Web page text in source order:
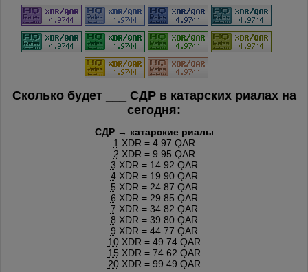
Сколько будет
СДР в катарских риалах на
сегодня:
СДР → катарские риалы
1 XDR = 4.97 QAR
2 XDR = 9.95 QAR
3 XDR = 14.92 QAR
4XDR = 19.90 QAR
5 XDR = 24.87 QAR
6 XDR = 29.85 QAR
7 XDR = 34.82 QAR
8 XDR = 39.80 QAR
9 XDR = 44.77 QAR
10XDR = 49.74 QAR
15 XDR = 74.62 QAR
20XDR = 99.49 QAR